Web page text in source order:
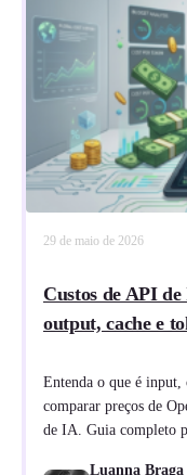
29 de maio de 2026
Custos de API
output, cache e
Entenda o que é input,
comparar preços de
de IA. Guia completo
Luanna Braga